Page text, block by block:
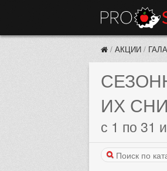
/ АКЦИИ /
ИХ
с 1 по 31